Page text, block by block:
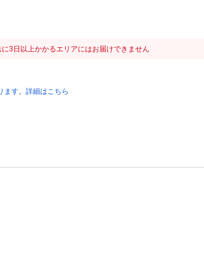
3日以上かかるエリアにはお届けできません
す。詳細はこちら